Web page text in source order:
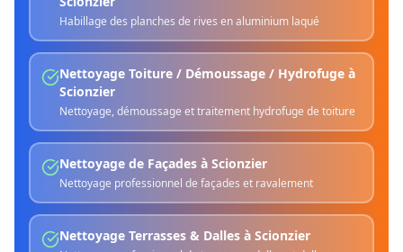
Habillage des planches de rives en aluminium laqué
Nettoyage Toiture / Démoussage / Hydrofuge à
Scionzier
Nettoyage, démoussage et traitement hydrofuge de toiture
Nettoyage de Façades à Scionzier
Nettoyage professionnel de façades et ravalement
Nettoyage Terrasses & Dalles à Scionzier